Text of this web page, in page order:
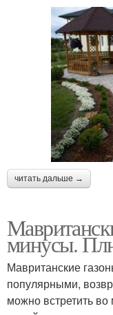
читать дальше →
минусы.
Мавританские
популярными,
можно встретить